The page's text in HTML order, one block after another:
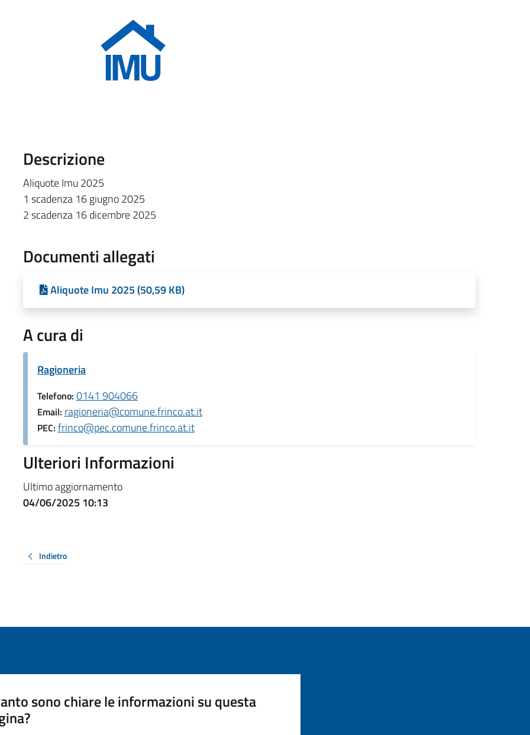
Descrizione
Aliquote Imu 2025
1 scadenza 16 giugno 2025
2 scadenza 16 dicembre 2025
Documenti allegati
Aliquote Imu 2025 (50,59 KB)
A cura di
Ragioneria
Telefono: 0141 904066
Email: ragioneria@comune.frinco.at.it
PEC: frinco@pec.comune.frinco.at.it
Ulteriori Informazioni
Ultimo aggiornamento
04/06/2025 10:13
Indietro
sono chiare le informazioni su questa